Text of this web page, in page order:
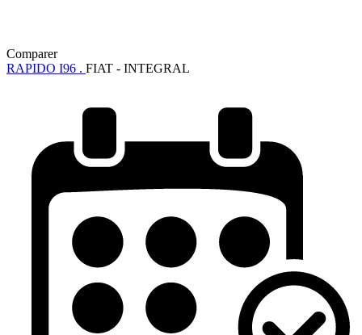
Comparer
RAPIDO I96 . FIAT - INTEGRAL